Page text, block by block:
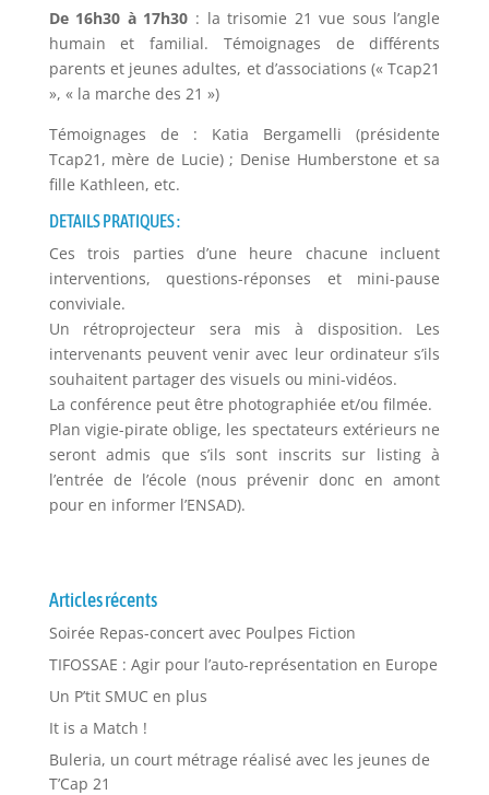
De 16h30 à 17h30 : la trisomie 21 vue sous l’angle
humain et familial. Témoignages de différents
parents et jeunes adultes, et d’associations (« Tcap21
», « la marche des 21 »)
Témoignages de : Katia Bergamelli (présidente
Tcap21, mère de Lucie) ; Denise Humberstone et sa
fille Kathleen, etc.
DETAILS PRATIQUES :
Ces trois parties d’une heure chacune incluent
interventions, questions-réponses et mini-pause
conviviale.
Un rétroprojecteur sera mis à disposition. Les
intervenants peuvent venir avec leur ordinateur s’ils
souhaitent partager des visuels ou mini-vidéos.
La conférence peut être photographiée et/ou filmée.
Plan vigie-pirate oblige, les spectateurs extérieurs ne
seront admis que s’ils sont inscrits sur listing à
l’entrée de l’école (nous prévenir donc en amont
pour en informer l’ENSAD).
Articles récents
Soirée Repas-concert avec Poulpes Fiction
TIFOSSAE : Agir pour l’auto-représentation en Europe
Un P’tit SMUC en plus
It is a Match !
Buleria, un court métrage réalisé avec les jeunes de
T’Cap 21